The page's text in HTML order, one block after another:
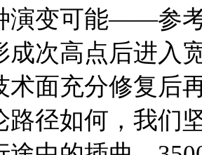
演变可能——参
成次高点后进入
术面充分修复后
路径如何，我们